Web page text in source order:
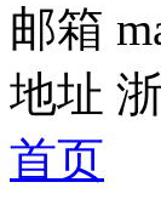
邮箱
地址
首页